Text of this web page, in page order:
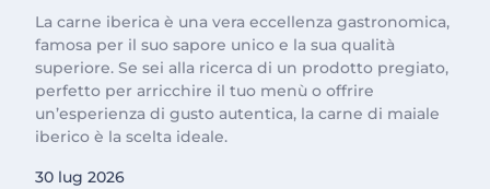
La carne iberica è una vera eccellenza gastronomica,
famosa per il suo sapore unico e la sua qualità
superiore. Se sei alla ricerca di un prodotto pregiato,
perfetto per arricchire il tuo menù o offrire
un’esperienza di gusto autentica, la carne di maiale
iberico è la scelta ideale.
30 lug 2026